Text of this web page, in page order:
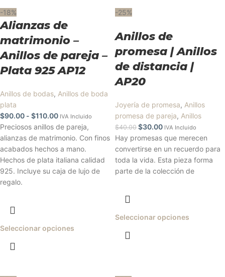
-18%
Alianzas de
matrimonio –
Anillos de pareja –
Plata 925 AP12
Anillos de bodas, Anillos de boda
plata
$90.00 - $110.00 IVA Incluido
Preciosos anillos de pareja,
alianzas de matrimonio. Con finos
acabados hechos a mano.
Hechos de plata italiana calidad
925. Incluye su caja de lujo de
regalo.
Seleccionar opciones
-25%
Anillos de
promesa | Anillos
de distancia |
AP20
Joyería de promesa, Anillos
promesa de pareja, Anillos
$40.00 $30.00 IVA Incluido
Hay promesas que merecen
convertirse en un recuerdo para
toda la vida. Esta pieza forma
parte de la colección de
Seleccionar opciones